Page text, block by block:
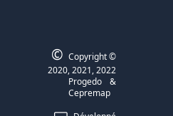
© Copyright ©
2020, 2021, 2022
Progedo
&
Cepremap